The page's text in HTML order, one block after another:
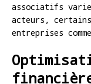
associatifs varie
acteurs,
entreprises